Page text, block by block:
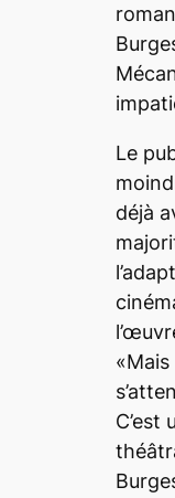
Le
déjà
C’est